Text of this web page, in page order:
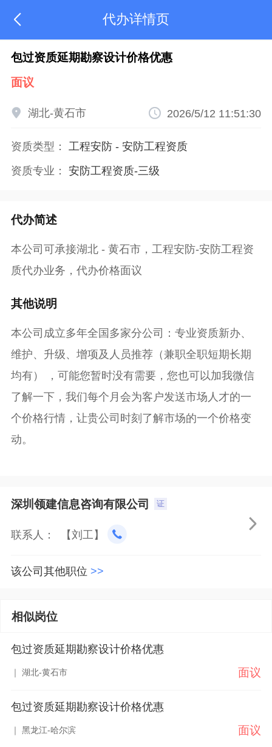
 代办详情页
包过资质延期勘察设计价格优惠
面议
 湖北-黄石市  2026/5/12 11:51:30
资质类型： 工程安防- 安防工程资质
资质专业： 安防工程资质-三级
代办简述
本公司可承接湖北 - 黄石市，工程安防-安防工程资
质代办业务，代办价格面议
其他说明
本公司成立多年全国多家分公司：专业资质新办、
维护、升级、增项及人员推荐（兼职全职短期长期
均有） ，可能您暂时没有需要，您也可以加我微信
了解一下，我们每个月会为客户发送市场人才的一
个价格行情，让贵公司时刻了解市场的一个价格变
动。
深圳领建信息咨询有限公司 证

联系人： 【刘工】
该公司其他职位 >>
相似岗位
包过资质延期勘察设计价格优惠
｜ 湖北-黄石市 面议
包过资质延期勘察设计价格优惠
｜ 黑龙江-哈尔滨 面议